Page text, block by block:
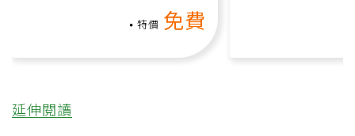
特價 免費
延伸閱讀